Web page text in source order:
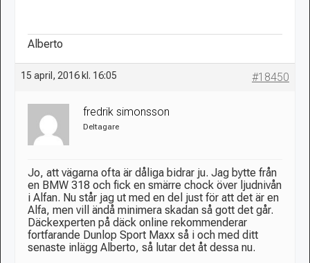
Alberto
15 april, 2016 kl. 16:05 #18450
fredrik simonsson
Deltagare
Jo, att vägarna ofta är dåliga bidrar ju. Jag bytte från
en BMW 318 och fick en smärre chock över ljudnivån
i Alfan. Nu står jag ut med en del just för att det är en
Alfa, men vill ändå minimera skadan så gott det går.
Däckexperten på däck online rekommenderar
fortfarande Dunlop Sport Maxx så i och med ditt
senaste inlägg Alberto, så lutar det åt dessa nu.